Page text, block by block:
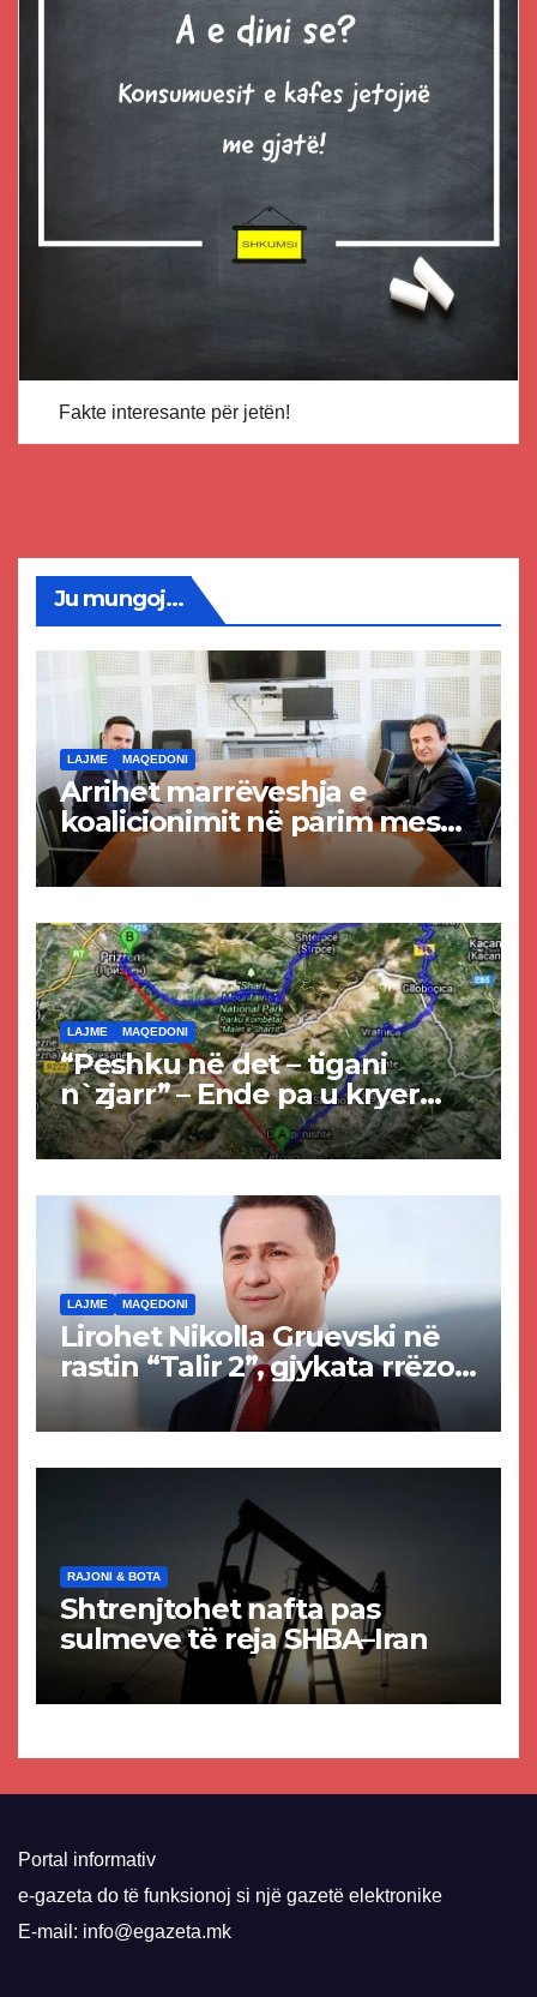
Fakte interesante për jetën!
Ju mungoj...
LAJME MAQEDONI
Arrihet marrëveshja e
koalicionimit në parim mes
Kurtit dhe Abdixhikut
LAJME MAQEDONI
“Peshku në det – tigani
n`zjarr” – Ende pa u kryer
projekti i tunelit, komuna e
Tetovës nis punimet për
LAJME MAQEDONI
Lirohet Nikolla Gruevski në
rastin “Talir 2”, gjykata rrëzon
akuzat për ndërtimin e
paligjshëm të selisë së
RAJONI & BOTA
Shtrenjtohet nafta pas
sulmeve të reja SHBA–Iran
Portal informativ
e-gazeta do të funksionoj si një gazetë elektronike
E-mail: info@egazeta.mk